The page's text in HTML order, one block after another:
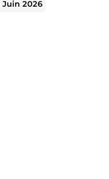
Juin 2026